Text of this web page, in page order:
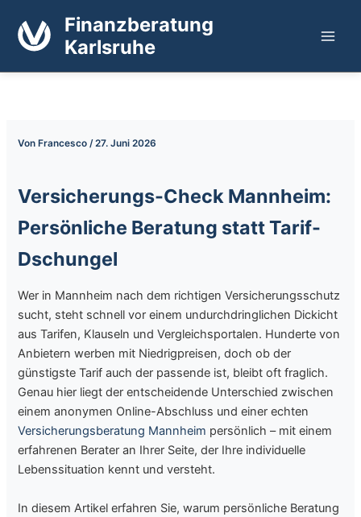
Inhalt
springen
Finanzberatung
Karlsruhe
Von Francesco/27. Juni 2026
Versicherungs-Check Mannheim:
Persönliche Beratung statt Tarif-
Dschungel
Wer in Mannheim nach dem richtigen Versicherungsschutz
sucht, steht schnell vor einem undurchdringlichen Dickicht
aus Tarifen, Klauseln und Vergleichsportalen. Hunderte von
Anbietern werben mit Niedrigpreisen, doch ob der
günstigste Tarif auch der passende ist, bleibt oft fraglich.
Genau hier liegt der entscheidende Unterschied zwischen
einem anonymen Online-Abschluss und einer echten
Versicherungsberatung Mannheim persönlich – mit einem
erfahrenen Berater an Ihrer Seite, der Ihre individuelle
Lebenssituation kennt und versteht.
In diesem Artikel erfahren Sie, warum persönliche Beratung